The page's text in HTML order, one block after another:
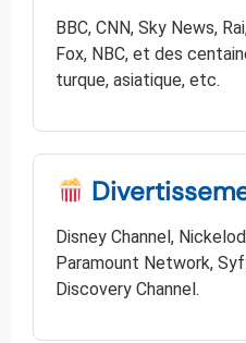
BBC, CNN, Sky News,
Fox, NBC, et des
turque, asiatique, etc.
Disney Channel,
Paramount Network,
Discovery Channel.